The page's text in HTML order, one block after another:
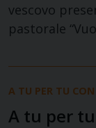
vescovo
pastorale
A TU PER TU
A tu per